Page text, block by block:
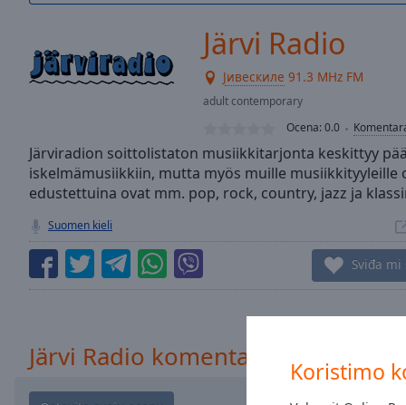
Koristimo
Loaded:
0.00%
Seek to
live,
currently
behind
Remaining
Time-
Chapters
Järvi Radio
Јивескиле 91.3 MHz FM
adult contemporary
Ocena:0.0
Järviradion soittolistaton musiikkitarjonta keskittyy
iskelmämusiikkiin, mutta myös muille musiikkityyleille
edustettuina ovat mm. pop, rock, country, jazz ja
Suomen kieli
Sviđa mi
Järvi Radio komentara